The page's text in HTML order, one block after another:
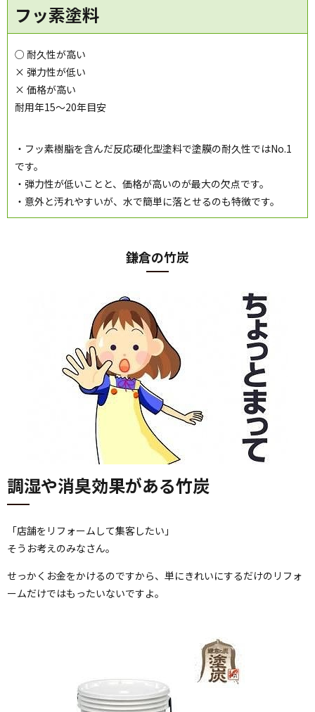
フッ素塗料
○ 耐久性が高い
× 弾力性が低い
× 価格が高い
耐用年15～20年目安
・フッ素樹脂を含んだ反応硬化型塗料で塗膜の耐久性ではNo.1
です。
・弾力性が低いことと、価格が高いのが最大の欠点です。
・意外と汚れやすいが、水で簡単に落とせるのも特徴です。
鎌倉の竹炭
調湿や消臭効果がある竹炭
「店舗をリフォームして集客したい」
そうお考えのみなさん。
せっかくお金をかけるのですから、単にきれいにするだけのリフォ
ームだけではもったいないですよ。